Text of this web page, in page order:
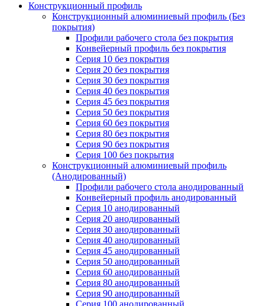
Конструкционный профиль
Конструкционный алюминиевый профиль (Без
покрытия)
Профили рабочего стола без покрытия
Конвейерный профиль без покрытия
Серия 10 без покрытия
Серия 20 без покрытия
Серия 30 без покрытия
Серия 40 без покрытия
Серия 45 без покрытия
Серия 50 без покрытия
Серия 60 без покрытия
Серия 80 без покрытия
Серия 90 без покрытия
Серия 100 без покрытия
Конструкционный алюминиевый профиль
(Анодированный)
Профили рабочего стола анодированный
Конвейерный профиль анодированный
Серия 10 анодированный
Серия 20 анодированный
Серия 30 анодированный
Серия 40 анодированный
Серия 45 анодированный
Серия 50 анодированный
Серия 60 анодированный
Серия 80 анодированный
Серия 90 анодированный